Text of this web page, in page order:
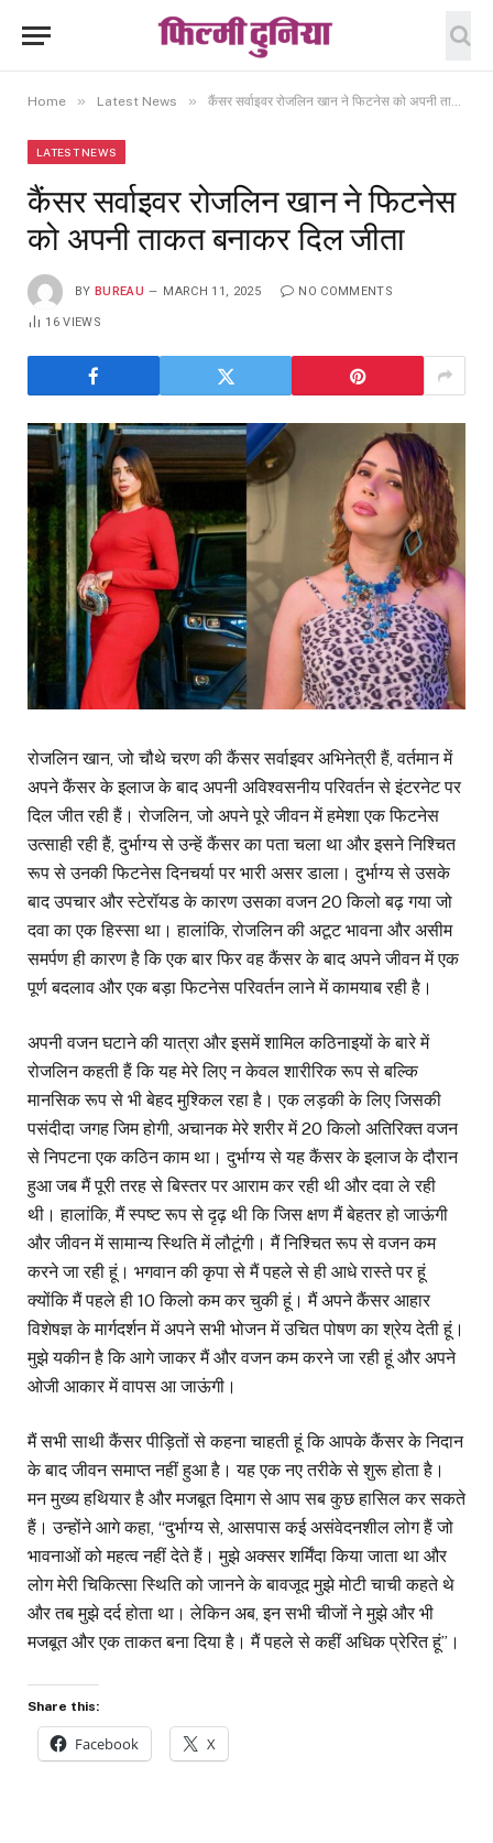
Home » Latest News » कैंसर सर्वाइवर रोजलिन खान ने फिटनेस को अपनी ताकत बनाकर दिल जीता
LATEST NEWS
कैंसर सर्वाइवर रोजलिन खान ने फिटनेस
को अपनी ताकत बनाकर दिल जीता
BY BUREAU MARCH 11, 2025 NO COMMENTS
16VIEWS
रोजलिन खान, जो चौथे चरण की कैंसर सर्वाइवर अभिनेत्री हैं, वर्तमान में
अपने कैंसर के इलाज के बाद अपनी अविश्वसनीय परिवर्तन से इंटरनेट पर
दिल जीत रही हैं। रोजलिन, जो अपने पूरे जीवन में हमेशा एक फिटनेस
उत्साही रही हैं, दुर्भाग्य से उन्हें कैंसर का पता चला था और इसने निश्चित
रूप से उनकी फिटनेस दिनचर्या पर भारी असर डाला। दुर्भाग्य से उसके
बाद उपचार और स्टेरॉयड के कारण उसका वजन 20 किलो बढ़ गया जो
दवा का एक हिस्सा था। हालांकि, रोजलिन की अटूट भावना और असीम
समर्पण ही कारण है कि एक बार फिर वह कैंसर के बाद अपने जीवन में एक
पूर्ण बदलाव और एक बड़ा फिटनेस परिवर्तन लाने में कामयाब रही है।
अपनी वजन घटाने की यात्रा और इसमें शामिल कठिनाइयों के बारे में
रोजलिन कहती हैं कि यह मेरे लिए न केवल शारीरिक रूप से बल्कि
मानसिक रूप से भी बेहद मुश्किल रहा है। एक लड़की के लिए जिसकी
पसंदीदा जगह जिम होगी, अचानक मेरे शरीर में 20 किलो अतिरिक्त वजन
से निपटना एक कठिन काम था। दुर्भाग्य से यह कैंसर के इलाज के दौरान
हुआ जब मैं पूरी तरह से बिस्तर पर आराम कर रही थी और दवा ले रही
थी। हालांकि, मैं स्पष्ट रूप से दृढ़ थी कि जिस क्षण मैं बेहतर हो जाऊंगी
और जीवन में सामान्य स्थिति में लौटूंगी। मैं निश्चित रूप से वजन कम
करने जा रही हूं। भगवान की कृपा से मैं पहले से ही आधे रास्ते पर हूं
क्योंकि मैं पहले ही 10 किलो कम कर चुकी हूं। मैं अपने कैंसर आहार
विशेषज्ञ के मार्गदर्शन में अपने सभी भोजन में उचित पोषण का श्रेय देती हूं।
मुझे यकीन है कि आगे जाकर मैं और वजन कम करने जा रही हूं और अपने
ओजी आकार में वापस आ जाऊंगी।
मैं सभी साथी कैंसर पीड़ितों से कहना चाहती हूं कि आपके कैंसर के निदान
के बाद जीवन समाप्त नहीं हुआ है। यह एक नए तरीके से शुरू होता है।
मन मुख्य हथियार है और मजबूत दिमाग से आप सब कुछ हासिल कर सकते
हैं। उन्होंने आगे कहा, “दुर्भाग्य से, आसपास कई असंवेदनशील लोग हैं जो
भावनाओं को महत्व नहीं देते हैं। मुझे अक्सर शर्मिंदा किया जाता था और
लोग मेरी चिकित्सा स्थिति को जानने के बावजूद मुझे मोटी चाची कहते थे
और तब मुझे दर्द होता था। लेकिन अब, इन सभी चीजों ने मुझे और भी
मजबूत और एक ताकत बना दिया है। मैं पहले से कहीं अधिक प्रेरित हूं”।
Share this:
Facebook X